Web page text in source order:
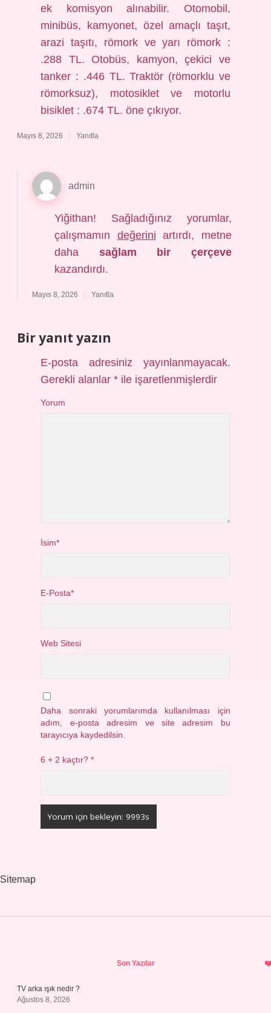
ek komisyon alınabilir. Otomobil,
minibüs, kamyonet, özel amaçlı taşıt,
arazi taşıtı, römork ve yarı römork :
.288 TL. Otobüs, kamyon, çekici ve
tanker : .446 TL. Traktör (römorklu ve
römorksuz), motosiklet ve motorlu
bisiklet : .674 TL. öne çıkıyor.
Mayıs 8, 2026 Yanıtla
admin
Yiğithan! Sağladığınız yorumlar,
çalışmamın değerini artırdı, metne
daha sağlam bir çerçeve
kazandırdı.
Mayıs 8, 2026 Yanıtla
Bir yanıt yazın
E-posta adresiniz yayınlanmayacak.
Gerekli alanlar* ile işaretlenmişlerdir
Yorum
İsim*
E-Posta*
Web Sitesi
Daha sonraki yorumlarımda kullanılması için
adım, e-posta adresim ve site adresim bu
tarayıcıya kaydedilsin.
6 + 2 kaçtır?*
Sitemap
Son Yazılar
TV arka ışık nedir ?
Ağustos 8, 2026